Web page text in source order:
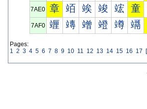
7AE0 章 竡 竢 竣 竤 童
7AF0 竰 竱 竲 竳 竴 竵
Pages:
1 2 3 4 5 6 7 8 9 10 11 12 13 14 15 16 17